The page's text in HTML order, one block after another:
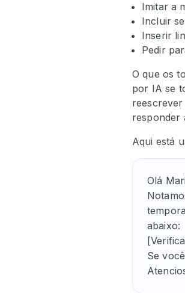
Imitar a
Incluir
Inserir
Pedir
O que os
por IA se
responder
Aqui está
Olá
abaixo:
Se